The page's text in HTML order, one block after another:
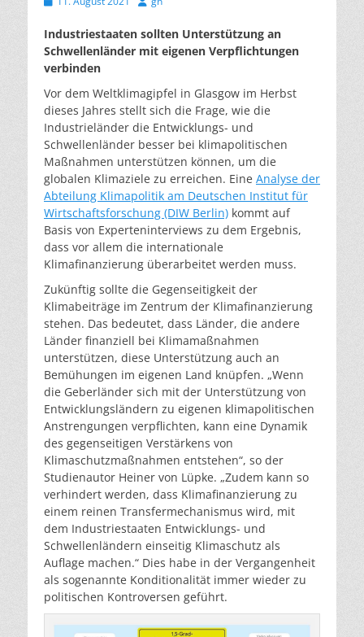
Industriestaaten sollten Unterstützung an
Schwellenländer mit eigenen Verpflichtungen
verbinden
Vor dem Weltklimagipfel in Glasgow im Herbst
dieses Jahres stellt sich die Frage, wie die
Industrieländer die Entwicklungs- und
Schwellenländer besser bei klimapolitischen
Maßnahmen unterstützen können, um die
globalen Klimaziele zu erreichen. Eine Analyse der
Abteilung Klimapolitik am Deutschen Institut für
Wirtschaftsforschung (DIW Berlin) kommt auf
Basis von Experteninterviews zu dem Ergebnis,
dass vor allem die internationale
Klimafinanzierung überarbeitet werden muss.
Zukünftig sollte die Gegenseitigkeit der
Klimabeiträge im Zentrum der Klimafinanzierung
stehen. Das bedeutet, dass Länder, die andere
Länder finanziell bei Klimamaßnahmen
unterstützen, diese Unterstützung auch an
Bemühungen im eigenen Land knüpfen. „Wenn
die Geberländer sich mit der Unterstützung von
Entwicklungsländern zu eigenen klimapolitischen
Anstrengungen verpflichten, kann eine Dynamik
des gegenseitigen Verstärkens von
Klimaschutzmaßnahmen entstehen“, so der
Studienautor Heiner von Lüpke. „Zudem kann so
verhindert werden, dass Klimafinanzierung zu
einem reinen Transfermechanismus wird, mit
dem Industriestaaten Entwicklungs- und
Schwellenländern einseitig Klimaschutz als
Auflage machen.“ Dies habe in der Vergangenheit
als sogenannte Konditionalität immer wieder zu
politischen Kontroversen geführt.